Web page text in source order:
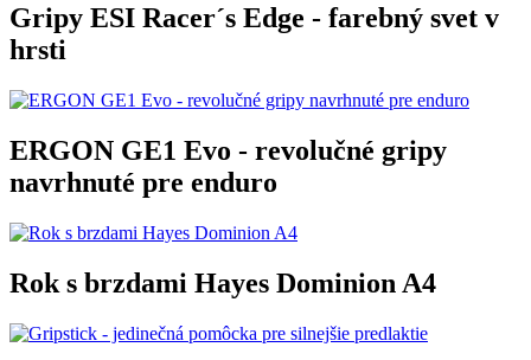
Gripy ESI Racer´s Edge - farebný svet v
hrsti
ERGON GE1 Evo - revolučné gripy
navrhnuté pre enduro
Rok s brzdami Hayes Dominion A4